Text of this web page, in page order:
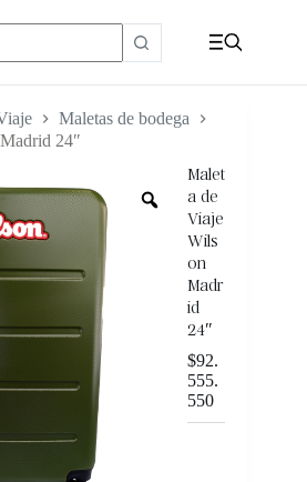
Maletas de bodega
24″
Malet
a de
Viaje
Wils
on
Madr
id
24″
$92.
555.
550